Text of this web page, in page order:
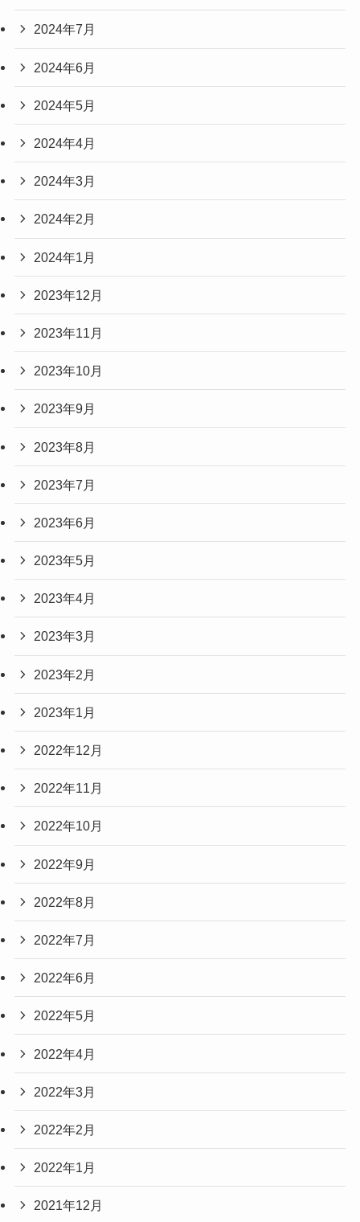
2024年7月
2024年6月
2024年5月
2024年4月
2024年3月
2024年2月
2024年1月
2023年12月
2023年11月
2023年10月
2023年9月
2023年8月
2023年7月
2023年6月
2023年5月
2023年4月
2023年3月
2023年2月
2023年1月
2022年12月
2022年11月
2022年10月
2022年9月
2022年8月
2022年7月
2022年6月
2022年5月
2022年4月
2022年3月
2022年2月
2022年1月
2021年12月